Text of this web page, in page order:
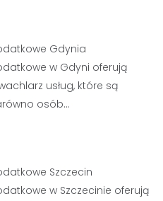
Gdynia
w Gdyni oferują
usług, które są
osób…
Szczecin
w Szczecinie oferują